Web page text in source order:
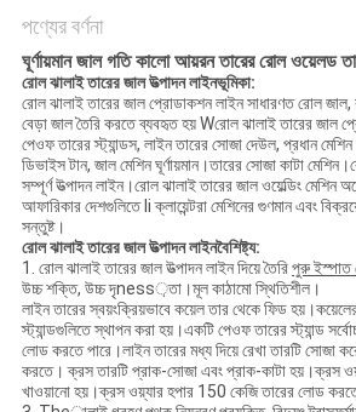
পণ্যের বর্ণনা
ঘূর্ণায়মান জাল গতি কালো আয়রন তারের রোল ওয়েলড
রোল ঝালাই তারের জাল উত্পাদন লাইনভূমিকা:
রোল ঝালাই তারের জাল প্রোডাকশন লাইন সাধারণত রোল জাল,
বেড়া জাল তৈরি করতে ব্যবহৃত হয় Wরোল ঝালাই তারের জাল
পেওফ তারের স্ট্যান্ডস, লাইন তারের সোজা দেউল, প্রধান
ডিভাইস টান, জাল মেশিন ঘূর্ণায়মান।তারের সোজা কাটা
সম্পূর্ণ উত্পাদন লাইন।রোল ঝালাই তারের জাল ওয়েল্ডিং মেশিন
আফারিকার দেশগুলিতে li ক্লায়েন্টরা মেশিনের গুণমান এবং
সন্তুষ্ট।
রোল ঝালাই তারের জাল উত্পাদন লাইনবৈশিষ্ট্য:
1. রোল ঝালাই তারের জাল উত্পাদন লাইন দিয়ে তৈরিপুরু ইস্পাত
উচ্চ শক্তি, উচ্চ দৃness়তা।মূল কাঠামো স্থিতিশীল।
লাইন তারের স্বয়ংক্রিয়ভাবে কয়েল তার থেকে ফিড
স্ট্যান্ডগুলিতে স্থাপন করা হয়।একটি পেওফ তারের স্ট্যান্ড
লোড করতে পারে।লাইন তারের মধ্য দিয়ে রেখা তারটি সোজা
করতে। ক্রস তারটি প্রাক-সোজা এবং প্রাক-কাটা হয়।ক্রস
খাওয়ানো হয়।ক্রস ওয়্যার হপার 150 কেজি তারের লোড